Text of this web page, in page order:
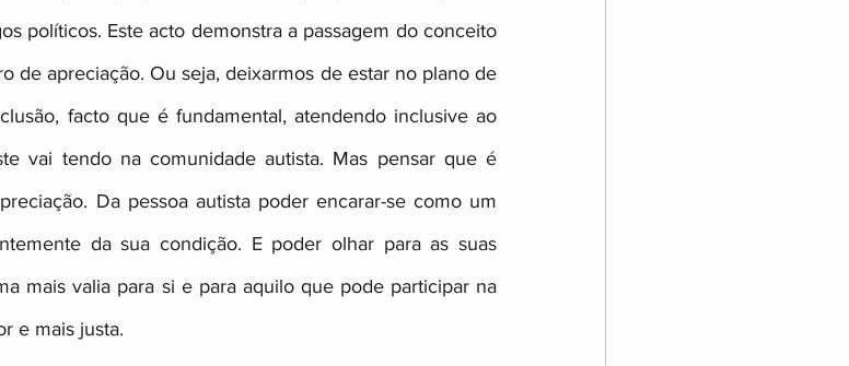
políticos. Este acto demonstra a passagem do conceito
de apreciação. Ou seja, deixarmos de estar no plano de
facto que é fundamental, atendendo inclusive ao
vai tendo na comunidade autista. Mas pensar que é
Da pessoa autista poder encarar-se como um
da sua condição. E poder olhar para as suas
mais valia para si e para aquilo que pode participar na
e mais justa.